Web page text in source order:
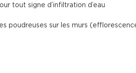
tout signe d’infiltration d’eau
poudreuses sur les murs